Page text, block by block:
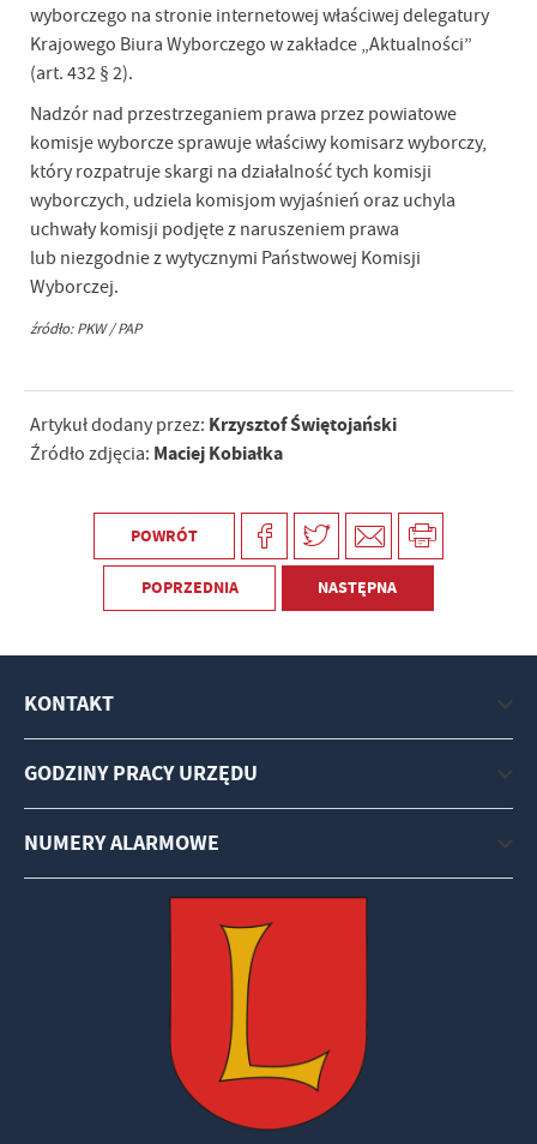
wyborczego na stronie internetowej właściwej delegatury
Krajowego Biura Wyborczego w zakładce „Aktualności”
(art. 432 § 2).
Nadzór nad przestrzeganiem prawa przez powiatowe
komisje wyborcze sprawuje właściwy komisarz wyborczy,
który rozpatruje skargi na działalność tych komisji
wyborczych, udziela komisjom wyjaśnień oraz uchyla
uchwały komisji podjęte z naruszeniem prawa
lub niezgodnie z wytycznymi Państwowej Komisji
Wyborczej.
źródło: PKW / PAP
Artykuł dodany przez: Krzysztof Świętojański
Źródło zdjęcia: Maciej Kobiałka
POWRÓT
POPRZEDNIA NASTĘPNA
KONTAKT
GODZINY PRACY URZĘDU
NUMERY ALARMOWE